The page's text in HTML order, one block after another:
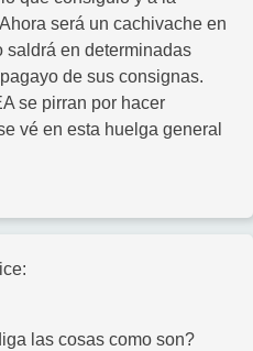
será un cachivache en
saldrá en determinadas
de sus consignas.
se pirran por hacer
vé en esta huelga general
las cosas como son?